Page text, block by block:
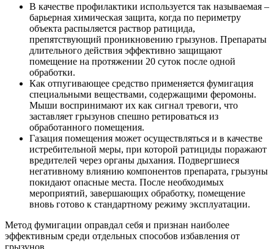
В качестве профилактики используется так называемая –
барьерная химическая защита, когда по периметру
объекта распыляется раствор ратицида,
препятствующий проникновению грызунов. Препараты
длительного действия эффективно защищают
помещение на протяжении 20 суток после одной
обработки.
Как отпугивающее средство применяется фумигация
специальными веществами, содержащими феромоны.
Мыши воспринимают их как сигнал тревоги, что
заставляет грызунов спешно ретироваться из
обработанного помещения.
Газация помещения может осуществляться и в качестве
истребительной меры, при которой ратициды поражают
вредителей через органы дыхания. Подвергшиеся
негативному влиянию компонентов препарата, грызуны
покидают опасные места. После необходимых
мероприятий, завершающих обработку, помещение
вновь готово к стандартному режиму эксплуатации.
Метод фумигации оправдал себя и признан наиболее
эффективным среди отдельных способов избавления от